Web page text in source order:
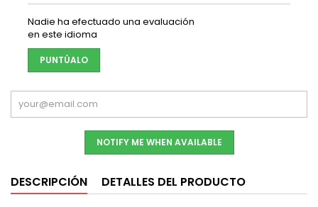
Nadie ha efectuado una evaluación
en este idioma
PUNTÚALO
NOTIFY ME WHEN AVAILABLE
DESCRIPCIÓN DETALLES DEL PRODUCTO